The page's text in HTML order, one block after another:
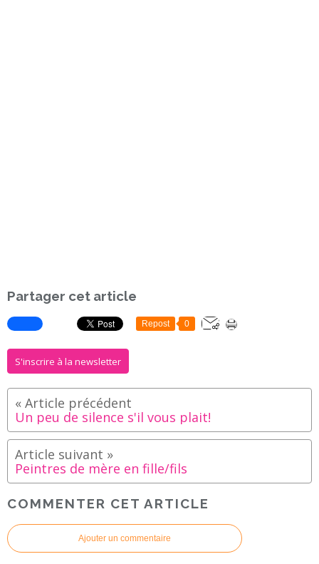
Partager cet article
Repost 0
S'inscrire à la newsletter
Un peu de silence s'il vous plait!
Peintres de mère en fille/fils
COMMENTER CET ARTICLE
Ajouter un commentaire